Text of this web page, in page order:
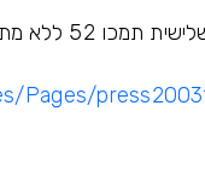
52 ללא מתנגדים.
Pages/